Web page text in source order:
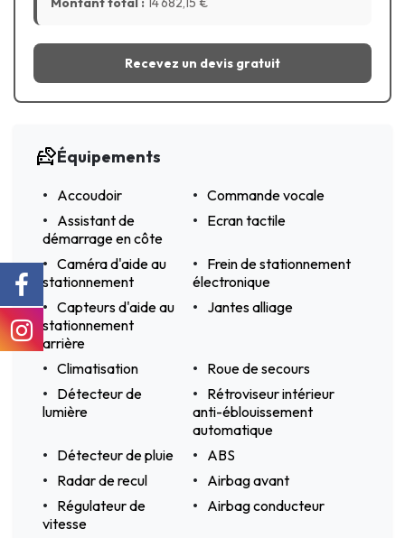
Recevez un devis gratuit
Équipements
Accoudoir
Commande vocale
Assistant de
démarrage en côte
Ecran tactile
Caméra d'aide au
stationnement
Frein de stationnement
électronique
Capteurs d'aide au
stationnement
arrière
Jantes alliage
Climatisation
Roue de secours
Détecteur de
lumière
Rétroviseur intérieur
anti-éblouissement
automatique
Détecteur de pluie
ABS
Radar de recul
Airbag avant
Régulateur de
vitesse
Airbag conducteur